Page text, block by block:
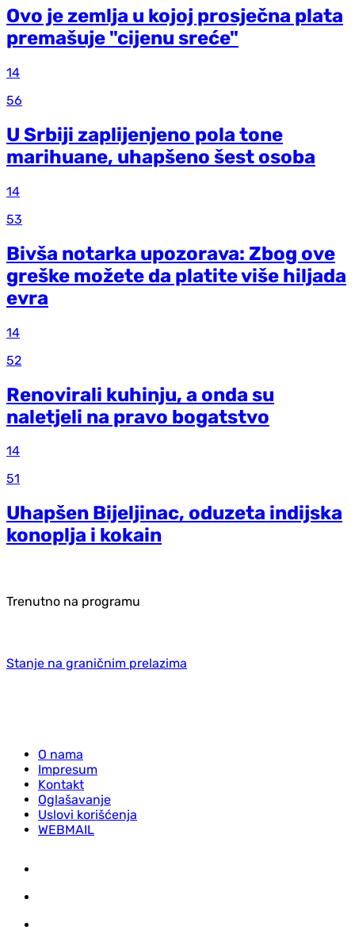
Ovo je zemlja u kojoj prosječna plata
premašuje "cijenu sreće"
14
56
U Srbiji zaplijenjeno pola tone
marihuane, uhapšeno šest osoba
14
53
Bivša notarka upozorava: Zbog ove
greške možete da platite više hiljada
evra
14
52
Renovirali kuhinju, a onda su
naletjeli na pravo bogatstvo
14
51
Uhapšen Bijeljinac, oduzeta indijska
konoplja i kokain
Trenutno na programu
Stanje na graničnim prelazima
O nama
Impresum
Kontakt
Oglašavanje
Uslovi korišćenja
WEBMAIL